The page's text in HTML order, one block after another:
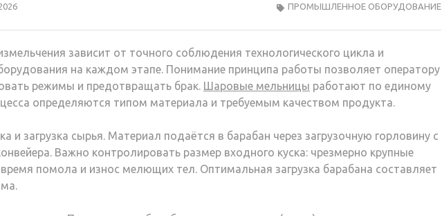
ПРОМЫШЛЕННОЕ ОБОРУДОВАНИЕ
зависит от точного соблюдения технологического цикла и
на каждом этапе. Понимание принципа работы позволяет оператору
режимы и предотвращать брак. Шаровые мельницы работают по единому
определяются типом материала и требуемым качеством продукта.
и загрузка сырья. Материал подаётся в барабан через загрузочную горловину с
Важно контролировать размер входного куска: чрезмерно крупные
помола и износ мелющих тел. Оптимальная загрузка барабана составляет